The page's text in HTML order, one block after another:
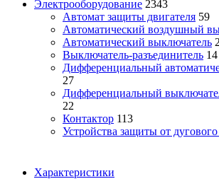
Электрооборудование 2343
Автомат защиты двигателя 59
Автоматический воздушный
Автоматический выключатель
Выключатель-разъединитель 14
Дифференциальный
27
Дифференциальный
22
Контактор 113
Устройства защиты от
Характеристики